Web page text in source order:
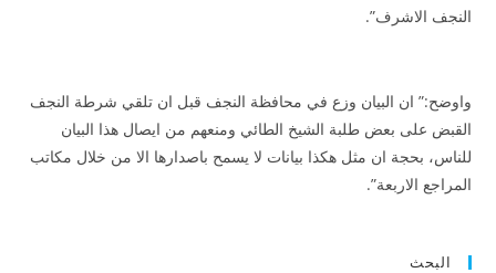
النجف الاشرف”.
واوضح:” ان البيان وزع في محافظة النجف قبل ان تلقي شرطة النجف
القبض على بعض طلبة الشيخ الطائي ومنعهم من ايصال هذا البيان
للناس، بحجة ان مثل هكذا بيانات لا يسمح باصدارها الا من خلال مكاتب
المراجع الاربعة”.
البحث